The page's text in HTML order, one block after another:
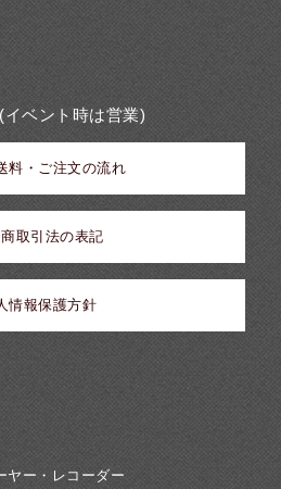
ベント時は営業)
料・ご注文の流れ
取引法の表記
情報保護方針
ヤー・レコーダー